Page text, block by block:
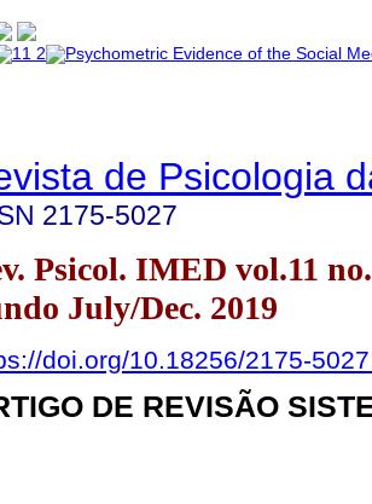
de Psicologia
2175-5027
Psicol. IMED vol.11
July/Dec. 2019
doi.org/10.18256/2175-
DE REVISÃO